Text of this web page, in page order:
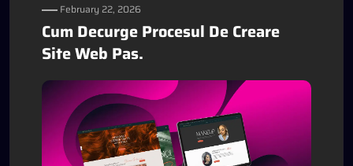
February 22, 2026
Cum Decurge Procesul De Creare
Site Web Pas.